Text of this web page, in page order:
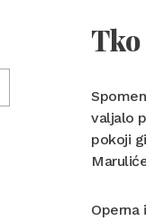
valjalo
pokoji
Operna